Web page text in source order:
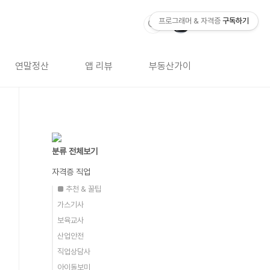
연말정산 앱 리뷰 부동산가이드
분류 전체보기
자격증 직업
■ 추천 & 꿀팁
가스기사
보육교사
산업안전
직업상담사
아이돌보미
프로그래머 & 자격증 구독하기